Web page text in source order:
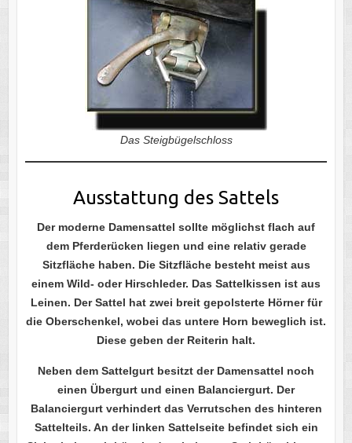
Das Steigbügelschloss
Ausstattung des Sattels
Der moderne Damensattel sollte möglichst flach auf
dem Pferderücken liegen und eine relativ gerade
Sitzfläche haben. Die Sitzfläche besteht meist aus
einem Wild- oder Hirschleder. Das Sattelkissen ist aus
Leinen. Der Sattel hat zwei breit gepolsterte Hörner für
die Oberschenkel, wobei das untere Horn beweglich ist.
Diese geben der Reiterin halt.
Neben dem Sattelgurt besitzt der Damensattel noch
einen Übergurt und einen Balanciergurt. Der
Balanciergurt verhindert das Verrutschen des hinteren
Sattelteils. An der linken Sattelseite befindet sich ein